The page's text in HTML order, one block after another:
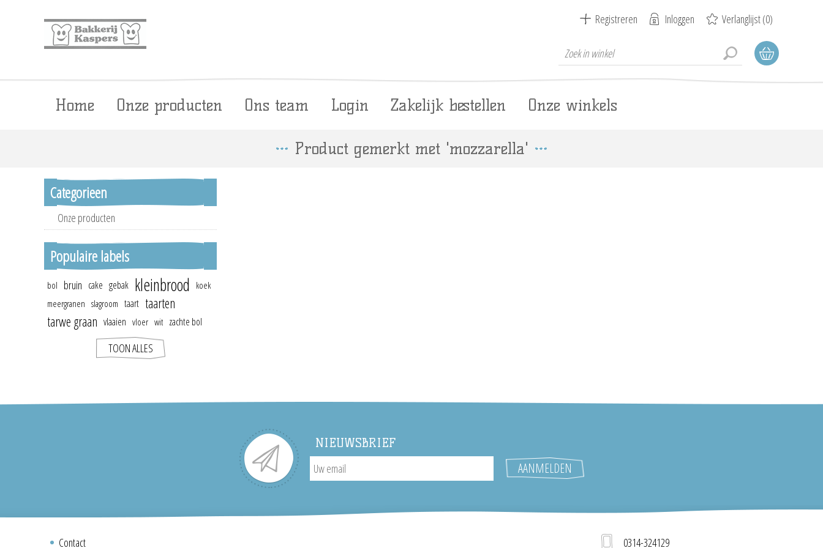
Registreren Inloggen Verlanglijst(0)
Home Onze producten Ons team Login Zakelijk bestellen Onze winkels
Product gemerkt met 'mozzarella'
Categorieen
Onze producten
Populaire labels
bol bruin cake gebak kleinbrood
koek
meergranen slagroom taart taarten
tarwe graan vlaaien vloer wit zachte bol
TOON ALLES
NIEUWSBRIEF
Contact 0314-324129